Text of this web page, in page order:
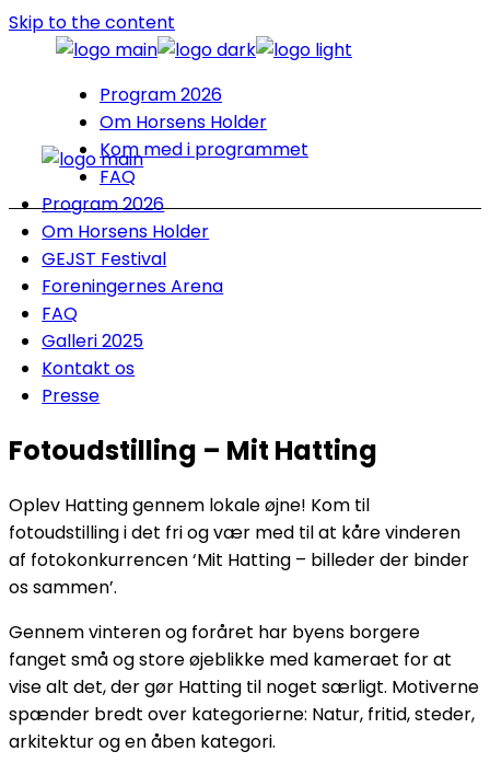
Skip to the content
Program 2026
Om Horsens Holder
Kom med i programmet
FAQ
Program 2026
Om Horsens Holder
GEJST Festival
Foreningernes Arena
FAQ
Galleri 2025
Kontakt os
Presse
Fotoudstilling – Mit Hatting
Oplev Hatting gennem lokale øjne! Kom til
fotoudstilling i det fri og vær med til at kåre vinderen
af fotokonkurrencen ‘Mit Hatting – billeder der binder
os sammen’.
Gennem vinteren og foråret har byens borgere
fanget små og store øjeblikke med kameraet for at
vise alt det, der gør Hatting til noget særligt. Motiverne
spænder bredt over kategorierne: Natur, fritid, steder,
arkitektur og en åben kategori.